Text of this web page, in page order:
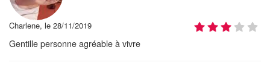
Charlene, le 28/11/2019
Gentille personne agréable à vivre